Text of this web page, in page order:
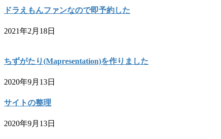
ドラえもんファンなので即予約した
2021年2月18日
ちずがたり(Mapresentation)を作りました
2020年9月13日
サイトの整理
2020年9月13日